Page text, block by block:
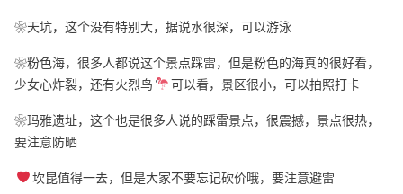
️❀天坑，这个没有特别大，据说水很深，可以游泳
❀️粉色海，很多人都说这个景点踩雷，但是粉色的海真的很好看，
少女心炸裂，还有火烈鸟
可以看，景区很小，可以拍照打卡
️❀️玛雅遗址，这个也是很多人说的踩雷景点，很震撼，景点很热，
要注意防晒
坎昆值得一去，但是大家不要忘记砍价哦，要注意避雷